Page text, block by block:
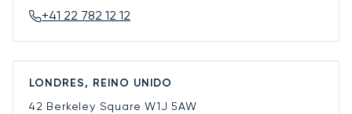
+41 22 782 12 12
LONDRES, REINO UNIDO
42 Berkeley SquareW1J 5AW